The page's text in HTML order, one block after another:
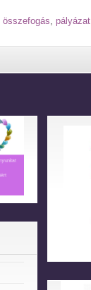
összefogás, pályázat